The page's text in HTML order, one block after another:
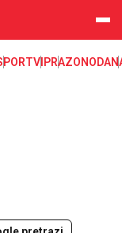
VIPRAZONODA